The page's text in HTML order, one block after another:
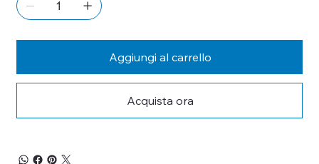
Aggiungi al carrello
Acquista ora